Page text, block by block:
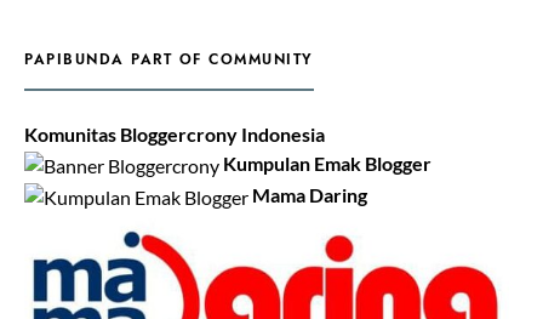
PAPIBUNDA PART OF COMMUNITY
Komunitas Bloggercrony Indonesia
Kumpulan Emak Blogger
Mama Daring